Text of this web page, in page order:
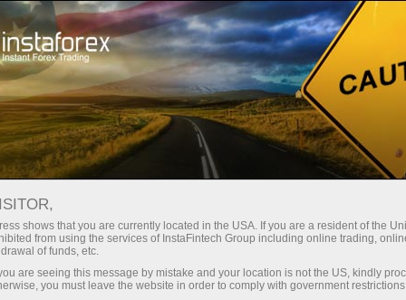
InstaForex Informers
INSTAFOREX INFORMERS
Mở tài khoản giao dịch
shows that you are currently located in the USA. If you are a resident of the
from using the services of InstaFintech Group including online trading,
of funds, etc.
are seeing this message by mistake and your location is not the US, kindly
you must leave the website in order to comply with government